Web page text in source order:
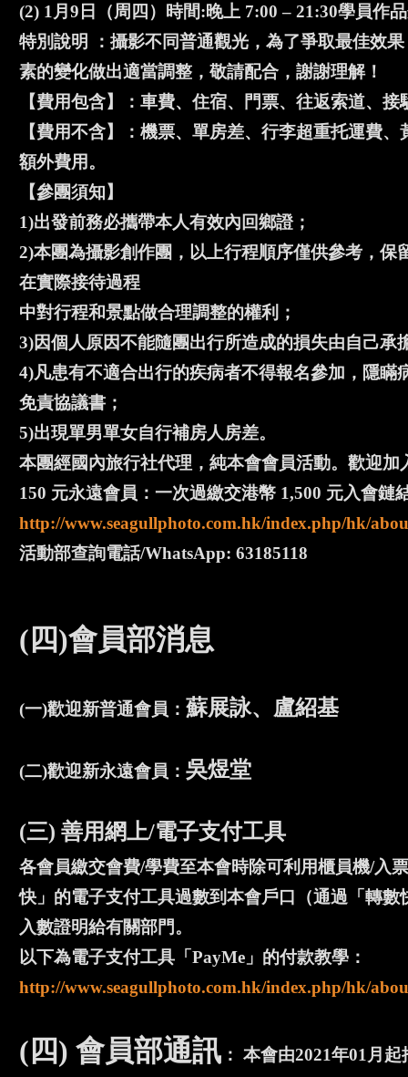
(2) 1月9日（周四）時間:晚上 7:00 – 21:30學員作
特別說明 ：攝影不同普通觀光，為了爭取最佳效
素的變化做出適當調整，敬請配合，謝謝理解！
【費用包含】：車費、住宿、門票、往返索道、
【費用不含】：機票、單房差、行李超重托運費
額外費用。
【參團須知】
1)出發前務必攜帶本人有效內回鄉證；
2)本團為攝影創作團，以上行程順序僅供參考，
在實際接待過程
中對行程和景點做合理調整的權利；
3)因個人原因不能隨團出行所造成的損失由自己承
4)凡患有不適合出行的疾病者不得報名參加，隱
免責協議書；
5)出現單男單女自行補房人房差。
本團經國內旅行社代理，純本會會員活動。歡迎
150 元永遠會員：一次過繳交港幣 1,500 元入會鏈
http://www.seagullphoto.com.hk/index.php/hk/
活動部查詢電話/WhatsApp: 63185118
(四)會員部消息
(一)歡迎新普通會員： 蘇展詠、盧紹基
(二)歡迎新永遠會員： 吳煜堂
(三) 善用網上/電子支付工具
各會員繳交會費/學費至本會時除可利用櫃員機/入
快」的電子支付工具過數到本會戶口（通過「轉
入數證明給有關部門。
以下為電子支付工具「PayMe」的付款教學：
http://www.seagullphoto.com.hk/index.php/hk/
(四) 會員部通訊： 本會由2021年01月